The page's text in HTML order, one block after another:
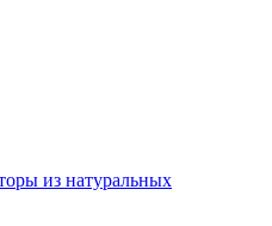
из натуральных